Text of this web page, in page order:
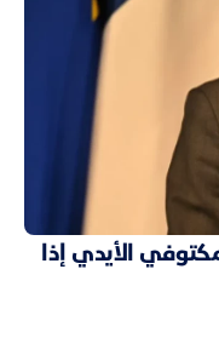
الأيدي إذا